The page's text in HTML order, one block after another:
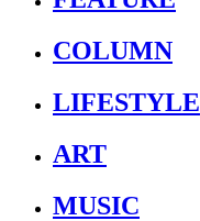
COLUMN
LIFESTYLE
ART
MUSIC